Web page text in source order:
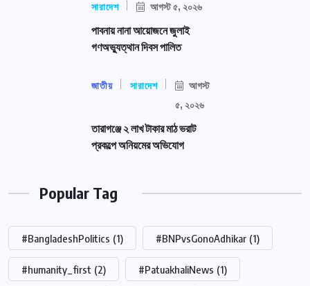
সারাদেশ আগস্ট ৫, ২০২৬
পাবনায় নানা আয়োজনে জুলাই
গণঅভ্যুত্থান দিবস পালিত
জাতীয় সারাদেশ
আগস্ট
৫, ২০২৬
তারাগঞ্জে ২ লাখ টাকার মাঠ ভরাট
প্রকল্পে অনিয়মের অভিযোগ
Popular Tag
#BangladeshPolitics (1) #BNPvsGonoAdhikar (1)
#humanity_first (2) #PatuakhaliNews (1)